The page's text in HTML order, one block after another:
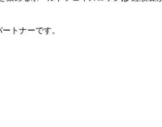
トナーです。